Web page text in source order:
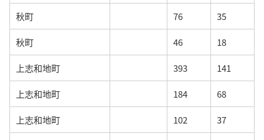
秋町 76 35
秋町 46 18
上志和地町 393 141
上志和地町 184 68
上志和地町 102 37